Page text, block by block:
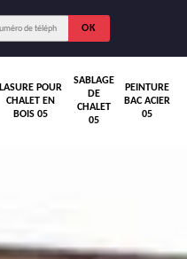
LASURE POUR
CHALET EN
BOIS 05
SABLAGE
DE
CHALET
05
PEINTURE
BAC ACIER
05